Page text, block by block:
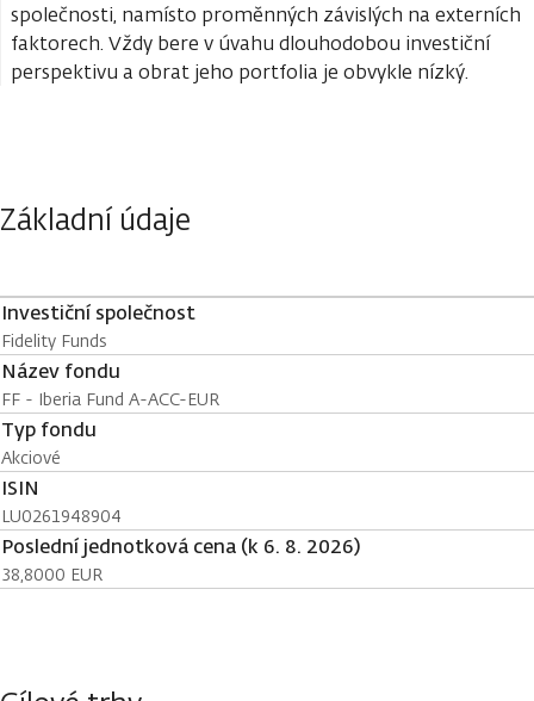
společnosti, namísto proměnných závislých na externích
faktorech. Vždy bere v úvahu dlouhodobou investiční
perspektivu a obrat jeho portfolia je obvykle nízký.
Základní údaje
Investiční společnost
Fidelity Funds
Název fondu
FF - Iberia Fund A-ACC-EUR
Typ fondu
Akciové
ISIN
LU0261948904
Poslední jednotková cena (k 6. 8. 2026)
38,8000 EUR